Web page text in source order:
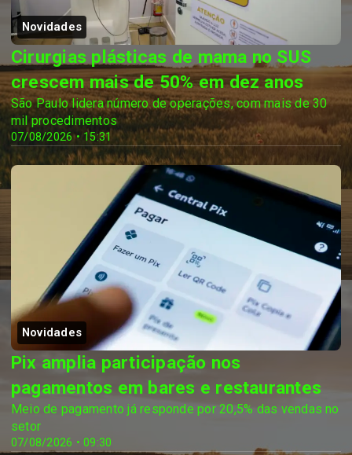
Novidades
07/08/2026 • 15:31
Cirurgias plásticas de mama no SUS
crescem mais de 50% em dez anos
São Paulo lidera número de operações, com mais de 30
mil procedimentos
Novidades
07/08/2026 • 09:30
Pix amplia participação nos
pagamentos em bares e restaurantes
Meio de pagamento já responde por 20,5% das vendas no
setor